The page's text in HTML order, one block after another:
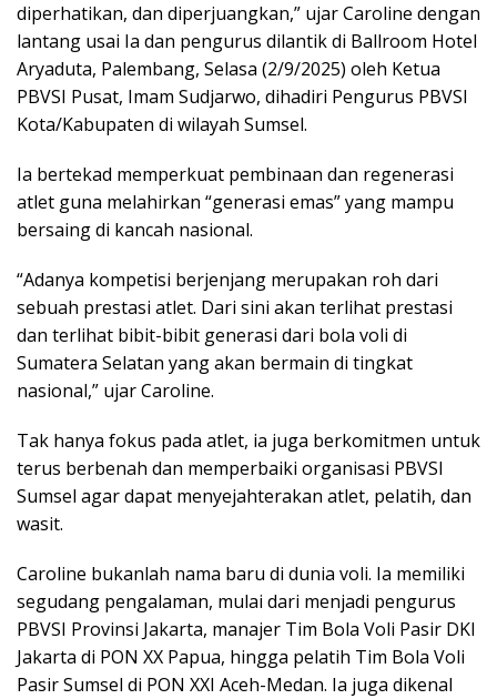
diperhatikan, dan diperjuangkan,” ujar Caroline dengan
lantang usai Ia dan pengurus dilantik di Ballroom Hotel
Aryaduta, Palembang, Selasa (2/9/2025) oleh Ketua
PBVSI Pusat, Imam Sudjarwo, dihadiri Pengurus PBVSI
Kota/Kabupaten di wilayah Sumsel.
Ia bertekad memperkuat pembinaan dan regenerasi
atlet guna melahirkan “generasi emas” yang mampu
bersaing di kancah nasional.
“Adanya kompetisi berjenjang merupakan roh dari
sebuah prestasi atlet. Dari sini akan terlihat prestasi
dan terlihat bibit-bibit generasi dari bola voli di
Sumatera Selatan yang akan bermain di tingkat
nasional,” ujar Caroline.
Tak hanya fokus pada atlet, ia juga berkomitmen untuk
terus berbenah dan memperbaiki organisasi PBVSI
Sumsel agar dapat menyejahterakan atlet, pelatih, dan
wasit.
Caroline bukanlah nama baru di dunia voli. Ia memiliki
segudang pengalaman, mulai dari menjadi pengurus
PBVSI Provinsi Jakarta, manajer Tim Bola Voli Pasir DKI
Jakarta di PON XX Papua, hingga pelatih Tim Bola Voli
Pasir Sumsel di PON XXI Aceh-Medan. Ia juga dikenal